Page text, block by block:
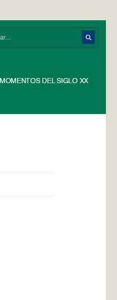
MOMENTOS DEL SIGLO XX